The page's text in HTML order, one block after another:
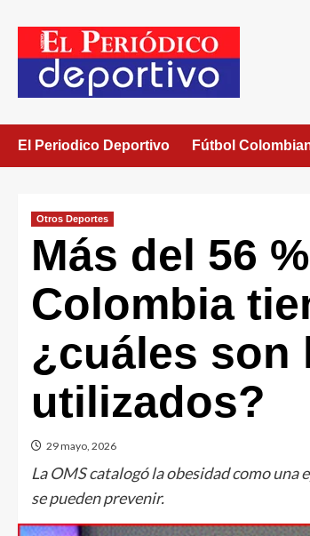
El Periodico Deportivo Fútbol
Otros Deportes
Más del 56
Colombia
¿cuáles son
utilizados?
29 mayo, 2026
La OMS catalogó la obesidad como una
se pueden prevenir.